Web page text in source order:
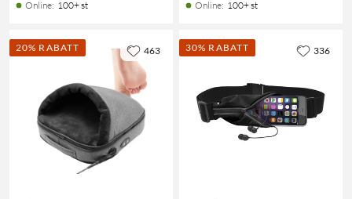
Online: 100+ st Online: 100+ st
20% RABATT 463 30% RABATT 336